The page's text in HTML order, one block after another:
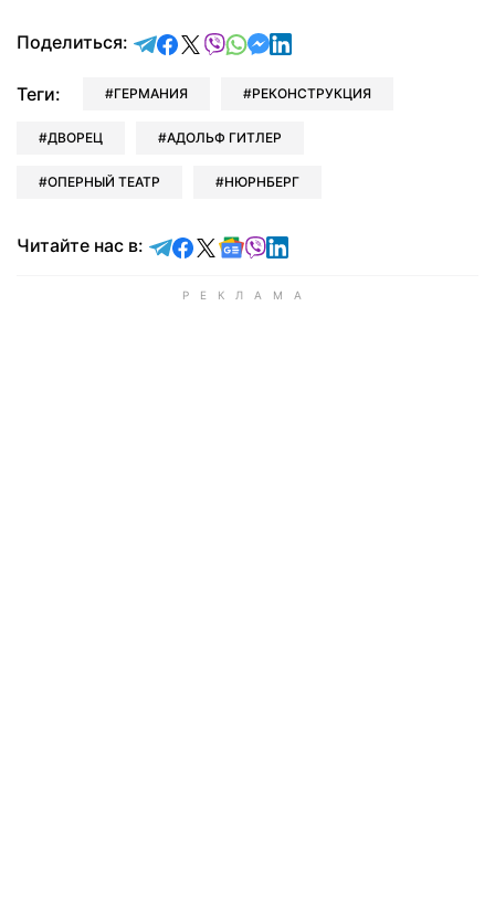
Поделиться: отправить в Telegram
поделиться в Facebook
поделиться в X
отправить в Viber
отправить в Whatsapp
отправить в Messenger
отправить в LinkedIn
Теги: ГЕРМАНИЯ РЕКОНСТРУКЦИЯ
ДВОРЕЦ АДОЛЬФ ГИТЛЕР
ОПЕРНЫЙ ТЕАТР НЮРНБЕРГ
Читайте нас в: Читайте в Telegram
Читайте в Facebook
Читайте в X
Читайте в Google news
Читайте в Viber
Читайте в LinkedIn